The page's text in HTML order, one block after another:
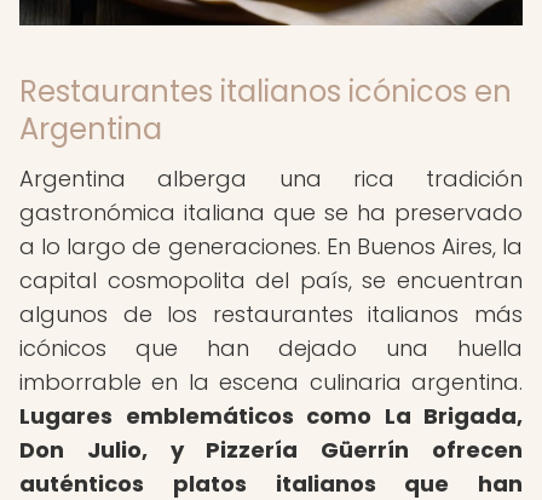
Restaurantes italianos icónicos en
Argentina
Argentina alberga una rica tradición
gastronómica italiana que se ha preservado
a lo largo de generaciones. En Buenos Aires, la
capital cosmopolita del país, se encuentran
algunos de los restaurantes italianos más
icónicos que han dejado una huella
imborrable en la escena culinaria argentina.
Lugares emblemáticos como La Brigada,
Don Julio, y Pizzería Güerrín ofrecen
auténticos platos italianos que han